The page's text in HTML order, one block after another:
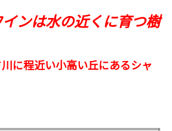
インは水の近くに育つ樹
に程近い小高い丘にあるシャ